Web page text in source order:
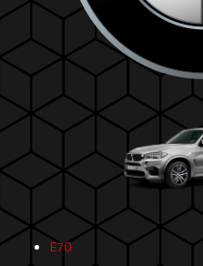
E70